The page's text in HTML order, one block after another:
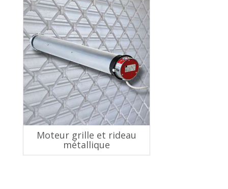
Moteur grille et rideau
métallique